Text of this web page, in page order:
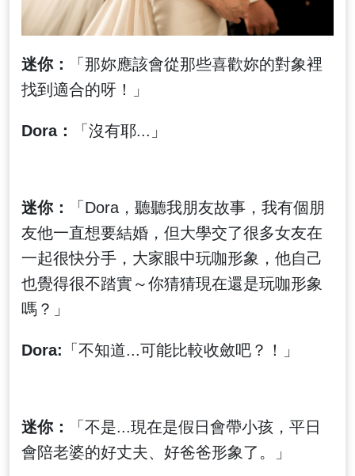
迷你：
「那妳應該會從那些喜歡妳的對象裡
找到適合的呀！」
Dora： 「沒有耶...」
迷你：
「Dora，聽聽我朋友故事，我有個朋
友他一直想要結婚，但大學交了很多女友在
一起很快分手，大家眼中玩咖形象，他自己
也覺得很不踏實～你猜猜現在還是玩咖形象
嗎？」
Dora: 「不知道...可能比較收斂吧？！」
迷你：
「不是...現在是假日會帶小孩，平日
會陪老婆的好丈夫、好爸爸形象了。」